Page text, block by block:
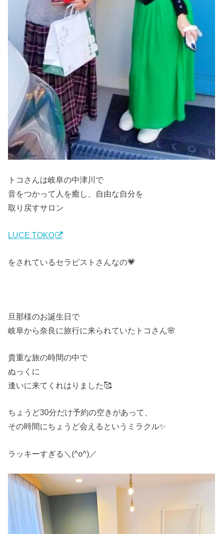
トコさんは岐阜の中津川で
音をつかって人を癒し、自由な自分を
取り戻すサロン
LUCE TOKO
をされているセラピストさんなの💗
旦那様のお誕生日で
岐阜から奈良に旅行に来られていたトコさん🌸
貴重な旅の時間の中で
ぬっくに
逢いに来てくれはりました🥰
ちょうど30分だけ予約の空きがあって、
その時間にちょうど会えるというミラクル✨
ラッキーすぎる＼(^o^)／